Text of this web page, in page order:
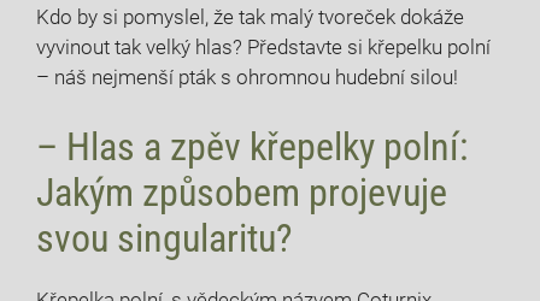
Kdo by si pomyslel, že tak malý tvoreček dokáže
vyvinout tak velký hlas? Představte si křepelku polní
– náš nejmenší pták s ohromnou hudební silou!
– Hlas a zpěv křepelky polní:
Jakým způsobem projevuje
svou singularitu?